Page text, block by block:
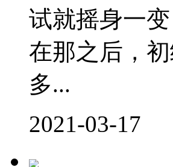
试就摇身一
在那之后，
多...
2021-03-17